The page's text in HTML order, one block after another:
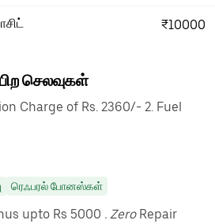
₹10000
செலவுகள்
Charge of Rs. 2360/- 2. Fuel
ரெஃபரல் போனஸ்கள்
upto Rs 5000 . ZeroRepair